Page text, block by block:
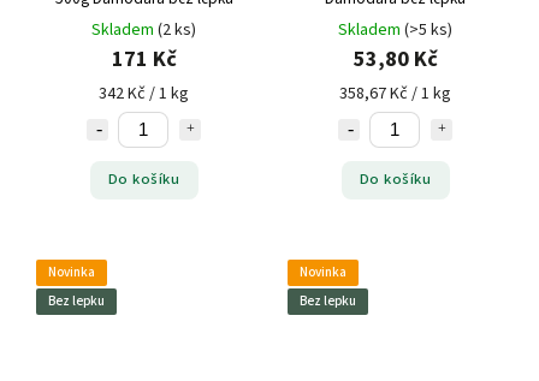
Skladem (2 ks)
171 Kč
342 Kč / 1 kg
Do košíku
Skladem (>5 ks)
53,80 Kč
358,67 Kč / 1 kg
Do košíku
Novinka
Bez lepku
Novinka
Bez lepku